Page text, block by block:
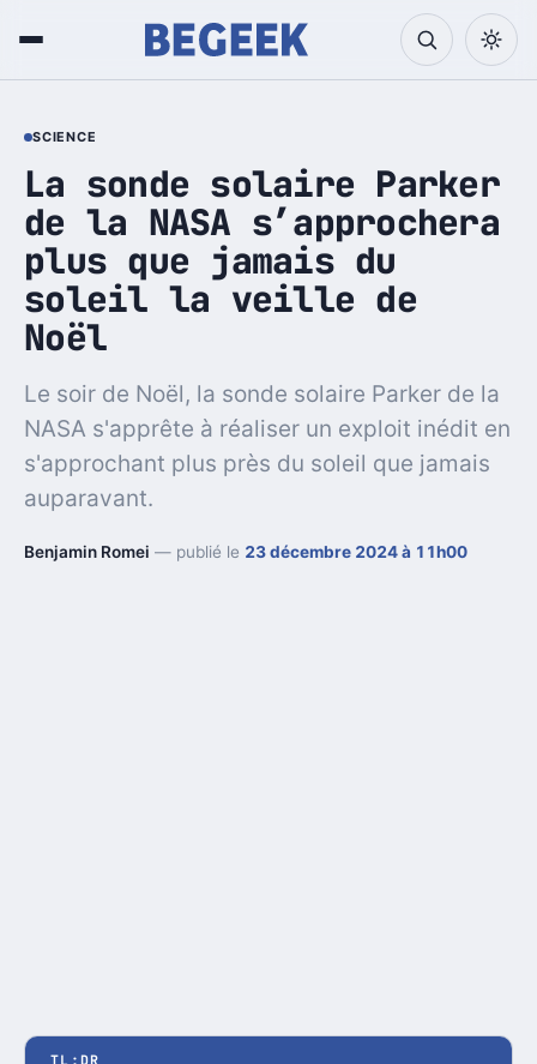
SCIENCE
La sonde solaire Parker
de la NASA s’approchera
plus que jamais du
soleil la veille de
Noël
Le soir de Noël, la sonde solaire Parker de la
NASA s'apprête à réaliser un exploit inédit en
s'approchant plus près du soleil que jamais
auparavant.
Benjamin Romei — publié le 23 décembre 2024 à 11h00
TL;DR